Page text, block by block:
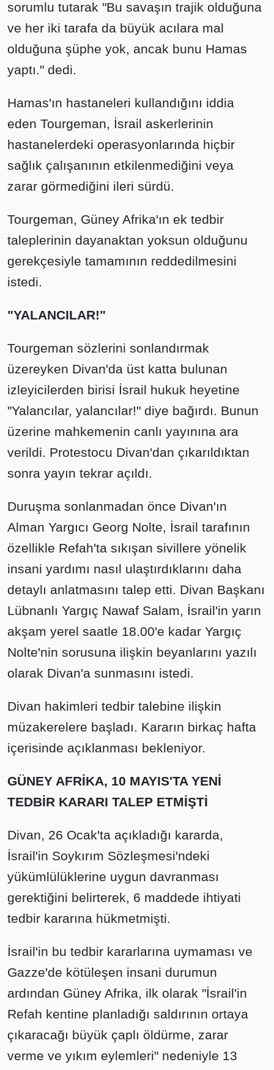
sorumlu tutarak "Bu savaşın trajik olduğuna
ve her iki tarafa da büyük acılara mal
olduğuna şüphe yok, ancak bunu Hamas
yaptı." dedi.
Hamas'ın hastaneleri kullandığını iddia
eden Tourgeman, İsrail askerlerinin
hastanelerdeki operasyonlarında hiçbir
sağlık çalışanının etkilenmediğini veya
zarar görmediğini ileri sürdü.
Tourgeman, Güney Afrika'ın ek tedbir
taleplerinin dayanaktan yoksun olduğunu
gerekçesiyle tamamının reddedilmesini
istedi.
"YALANCILAR!"
Tourgeman sözlerini sonlandırmak
üzereyken Divan'da üst katta bulunan
izleyicilerden birisi İsrail hukuk heyetine
"Yalancılar, yalancılar!" diye bağırdı. Bunun
üzerine mahkemenin canlı yayınına ara
verildi. Protestocu Divan'dan çıkarıldıktan
sonra yayın tekrar açıldı.
Duruşma sonlanmadan önce Divan'ın
Alman Yargıcı Georg Nolte, İsrail tarafının
özellikle Refah'ta sıkışan sivillere yönelik
insani yardımı nasıl ulaştırdıklarını daha
detaylı anlatmasını talep etti. Divan Başkanı
Lübnanlı Yargıç Nawaf Salam, İsrail'in yarın
akşam yerel saatle 18.00'e kadar Yargıç
Nolte'nin sorusuna ilişkin beyanlarını yazılı
olarak Divan'a sunmasını istedi.
Divan hakimleri tedbir talebine ilişkin
müzakerelere başladı. Kararın birkaç hafta
içerisinde açıklanması bekleniyor.
GÜNEY AFRİKA, 10 MAYIS'TA YENİ
TEDBİR KARARI TALEP ETMİŞTİ
Divan, 26 Ocak'ta açıkladığı kararda,
İsrail'in Soykırım Sözleşmesi'ndeki
yükümlülüklerine uygun davranması
gerektiğini belirterek, 6 maddede ihtiyati
tedbir kararına hükmetmişti.
İsrail'in bu tedbir kararlarına uymaması ve
Gazze'de kötüleşen insani durumun
ardından Güney Afrika, ilk olarak "İsrail'in
Refah kentine planladığı saldırının ortaya
çıkaracağı büyük çaplı öldürme, zarar
verme ve yıkım eylemleri" nedeniyle 13